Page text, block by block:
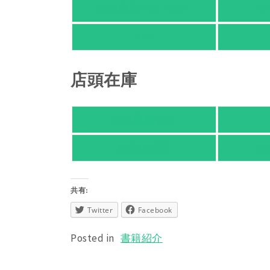
店頭在庫
共有:
Twitter Facebook
Posted in 書籍紹介